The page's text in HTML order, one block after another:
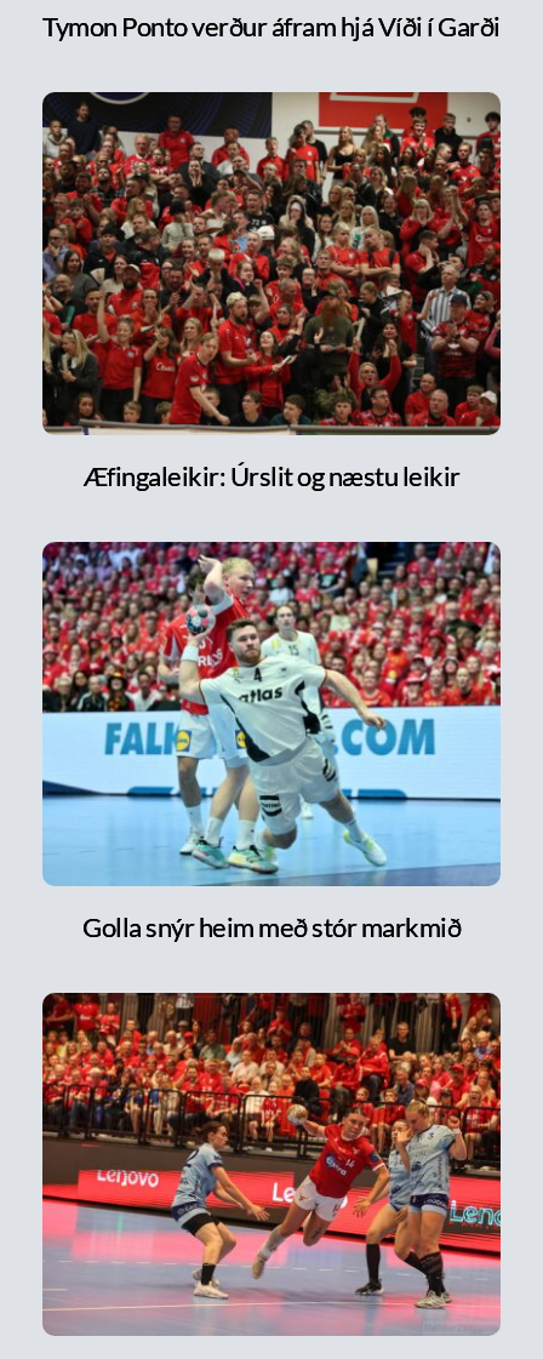
Tymon Ponto verður áfram hjá Víði í Garði
Æfingaleikir: Úrslit og næstu leikir
Golla snýr heim með stór markmið